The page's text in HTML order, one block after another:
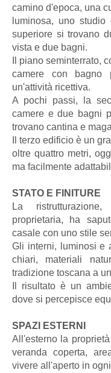
camino d'epoca, una
luminosa, uno
superiore si trovano
vista e due bagni.
Il piano seminterrato,
camere con
un'attività ricettiva.
A pochi passi, la
camere e due bagni
trovano cantina e
Il terzo edificio è un
oltre quattro metri,
ma facilmente
STATO E FINITURE
La
proprietaria, ha
casale con uno stile
Gli interni, luminosi e
chiari, materiali
tradizione toscana a
Il risultato è un
dove si percepisce
SPAZI ESTERNI
All'esterno la
veranda coperta,
vivere all'aperto in